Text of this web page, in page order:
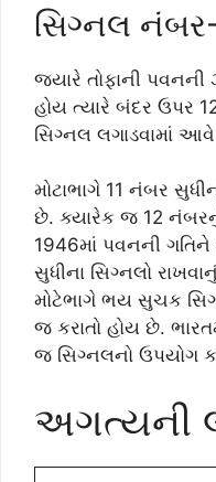
સિગ્નલ
જ્યારે તોફાની પવનની
હોય ત્યારે બંદર
સિગ્નલ લગાડવામાં
મોટાભાગે 11 નંબર
છે. ક્યારેક જ 12
1946માં પવનની
સુધીના સિગ્નલો
મોટેભાગે ભય સુચક
જ કરાતો હોય છે.
જ સિગ્નલનો ઉપયોગ
અગત્યની